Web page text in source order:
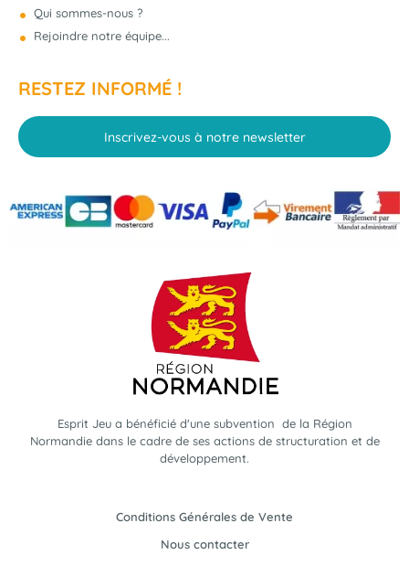
Qui sommes-nous ?
Rejoindre notre équipe...
RESTEZ INFORMÉ !
Inscrivez-vous à notre newsletter
Esprit Jeu a bénéficié d'une subvention de la Région
Normandie dans le cadre de ses actions de structuration et de
développement.
Conditions Générales de Vente
Nous contacter